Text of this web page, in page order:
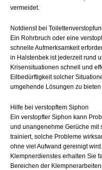
vermeidet.
Notdienst bei
Ein Rohrbruch oder eine
schnelle Aufmerksamkeit
in Halstenbek ist jederzeit rund
Krisensituationen schnell und
Eilbedürftigkeit solcher
umgehende Lösungen zu
Hilfe bei verstopftem Siphon
Ein verstopfter Siphon kann
und unangenehme Gerüche mit
trainiert, solche Probleme
ohne viel Aufwand gereinigt
Klempnerdienstes erhalten Sie
Bereichen der